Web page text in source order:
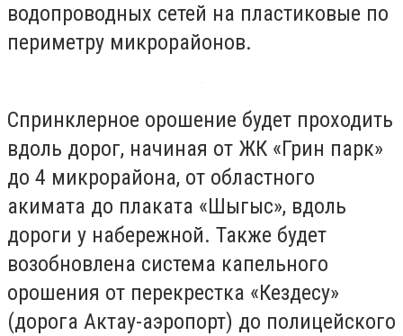
водопроводных сетей на пластиковые по
периметру микрорайонов.
Спринклерное орошение будет проходить
вдоль дорог, начиная от ЖК «Грин парк»
до 4 микрорайона, от областного
акимата до плаката «Шыгыс», вдоль
дороги у набережной. Также будет
возобновлена система капельного
орошения от перекрестка «Кездесу»
(дорога Актау-аэропорт) до полицейского